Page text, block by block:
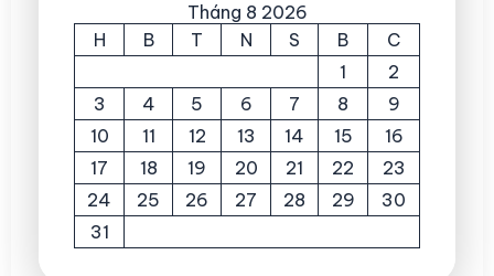
Tháng 8 2026
H
B T N S B
C
1
2
3
4 5 6 7 8
9
10
11 12 13 14 15
16
17
18 19 20 21 22
23
24
25 26 27 28 29
30
31